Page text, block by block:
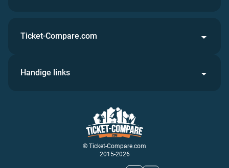
© Ticket-Compare.com
2015-2026
Ticket-Compare.com
Handige links